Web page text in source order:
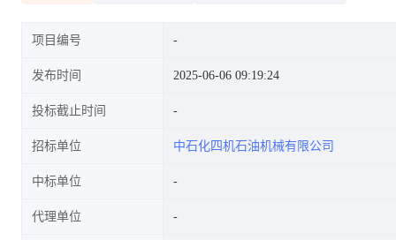
项目编号
发布时间 2025-06-06 09:19:24
投标截止时间
招标单位 中石化四机石油机械有限公司
中标单位
代理单位